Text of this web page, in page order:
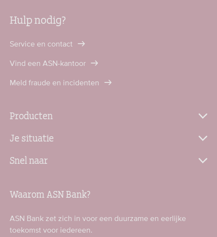
Hulp nodig?
Service en contact
Vind een ASN-kantoor
Meld fraude en incidenten
Producten
Je situatie
Snel naar
Waarom ASN Bank?
ASN Bank zet zich in voor een duurzame en eerlijke
toekomst voor iedereen.